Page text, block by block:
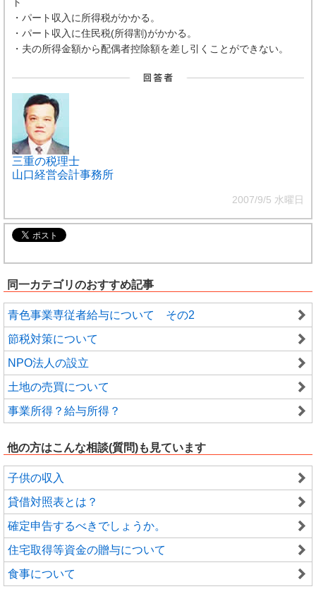
・パート収入に所得税がかかる。
・パート収入に住民税(所得割)がかかる。
・夫の所得金額から配偶者控除額を差し引くことができない。
三重の税理士
山口経営会計事務所
2007/9/5 水曜日
同一カテゴリのおすすめ記事
青色事業専従者給与について その2
節税対策について
NPO法人の設立
土地の売買について
事業所得？給与所得？
他の方はこんな相談(質問)も見ています
子供の収入
貸借対照表とは？
確定申告するべきでしょうか。
住宅取得等資金の贈与について
食事について